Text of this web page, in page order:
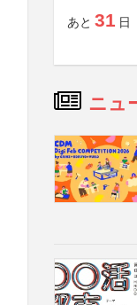
あと 31 日
ニュ